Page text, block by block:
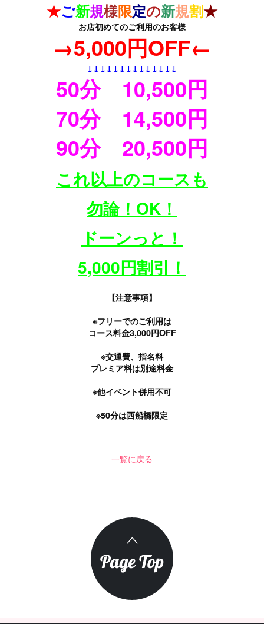
★ご新規様限定の新規割★
お店初めてのご利用のお客様
→5,000円OFF←
↓ ↓↓↓↓↓↓↓↓↓↓↓↓↓
50分 10,500円
70分 14,500円
90分 20,500円
これ以上のコースも
勿論！OK！
ドーンっと！
5,000円割引！
【注意事項】
※フリーでのご利用は
コース料金3,000円OFF
※交通費、指名料
プレミア料は別途料金
※他イベント併用不可
※50分は西船橋限定
一覧に戻る